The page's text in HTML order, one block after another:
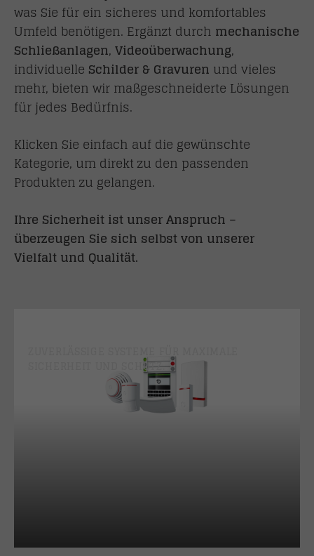
was Sie für ein sicheres und komfortables
Umfeld benötigen. Ergänzt durch mechanische
Schließanlagen,Videoüberwachung,
individuelle Schilder & Gravuren und vieles
mehr, bieten wir maßgeschneiderte Lösungen
für jedes Bedürfnis.
Klicken Sie einfach auf die gewünschte
Kategorie, um direkt zu den passenden
Produkten zu gelangen.
Ihre Sicherheit ist unser Anspruch –
überzeugen Sie sich selbst von unserer
Vielfalt und Qualität.
SICHERHEIT UND SCHUTZ.